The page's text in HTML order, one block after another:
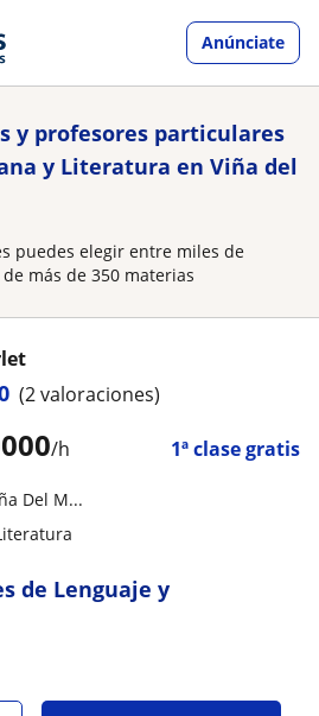
Anúnciate
y profesores particulares
y Literatura en Viña del
puedes elegir entre miles de
más de 350 materias
/h 1ª clase gratis
(2 valoraciones)
Del M...
de Lenguaje y